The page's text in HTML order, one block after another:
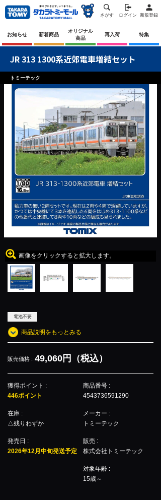
さがす ログイン 新規登録
お知らせ 新着商品
オリジナル
商品
再入荷 特集
JR 313 1300系近郊電車増結セット
トミーテック
画像をクリックすると拡大します。
電池不要
商品説明をもっとみる
販売価格 : 49,060円（税込）
獲得ポイント :
446ポイント
在庫 :
△残りわずか
発売日 :
2026年12月中旬発送予定
商品番号 :
4543736591290
メーカー :
トミーテック
販売 :
株式会社トミーテック
対象年齢 :
15歳～